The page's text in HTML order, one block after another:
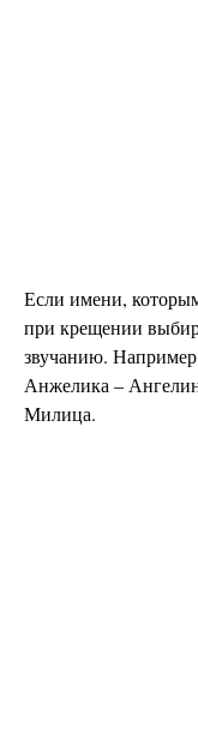
Если имени,
при крещении
звучанию.
Анжелика –
Милица.